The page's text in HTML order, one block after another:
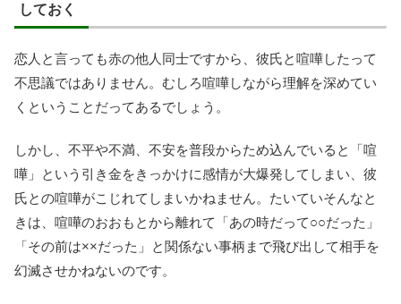
しておく
恋人と言っても赤の他人同士ですから、彼氏と喧嘩したって
不思議ではありません。むしろ喧嘩しながら理解を深めてい
くということだってあるでしょう。
しかし、不平や不満、不安を普段からため込んでいると「喧
嘩」という引き金をきっかけに感情が大爆発してしまい、彼
氏との喧嘩がこじれてしまいかねません。たいていそんなと
きは、喧嘩のおおもとから離れて「あの時だって○○だった」
「その前は××だった」と関係ない事柄まで飛び出して相手を
幻滅させかねないのです。